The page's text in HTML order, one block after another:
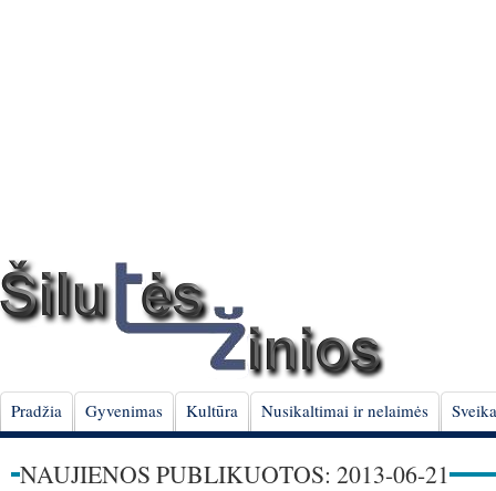
Pradžia Gyvenimas Kultūra Nusikaltimai ir nelaimės
NAUJIENOS PUBLIKUOTOS: 2013-06-21